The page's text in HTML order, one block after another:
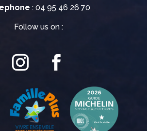
: 04 95 46 26 70
Follow us on :